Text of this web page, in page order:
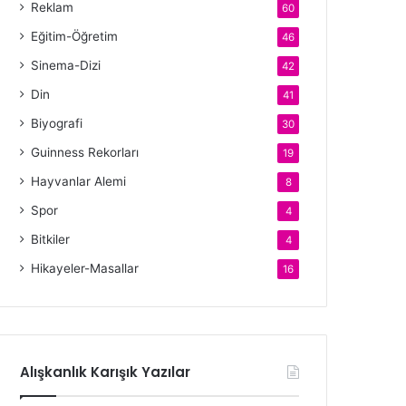
Reklam 60
Eğitim-Öğretim 46
Sinema-Dizi 42
Din 41
Biyografi 30
Guinness Rekorları 19
Hayvanlar Alemi 8
Spor 4
Bitkiler 4
Hikayeler-Masallar 16
Alışkanlık Karışık Yazılar